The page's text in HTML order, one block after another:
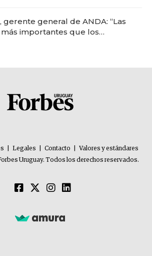
gerente general de ANDA: “Las
importantes que los
Legales Contacto
Valores y estándares
Uruguay. Todos los derechos reservados.